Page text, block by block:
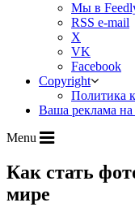
Мы в
RSS e-mail
X
VK
Facebook
Copyright
Политика
Ваша реклама
Menu
Как стать
мире